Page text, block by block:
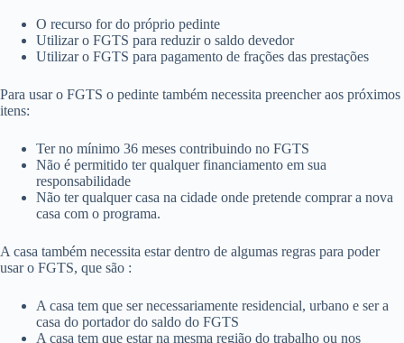
O recurso for do próprio pedinte
Utilizar o FGTS para reduzir o saldo devedor
Utilizar o FGTS para pagamento de frações das prestações
Para usar o FGTS o pedinte também necessita preencher aos próximos
itens:
Ter no mínimo 36 meses contribuindo no FGTS
Não é permitido ter qualquer financiamento em sua
responsabilidade
Não ter qualquer casa na cidade onde pretende comprar a nova
casa com o programa.
A casa também necessita estar dentro de algumas regras para poder
usar o FGTS, que são :
A casa tem que ser necessariamente residencial, urbano e ser a
casa do portador do saldo do FGTS
A casa tem que estar na mesma região do trabalho ou nos